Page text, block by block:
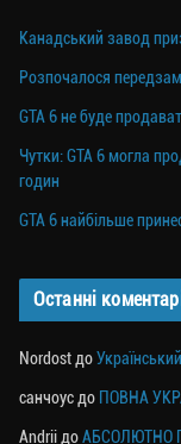
Канадський завод
Розпочалося
GTA 6 не буде
Чутки: GTA 6 могла
годин
GTA 6 найбільше
Останні
Nordost до
санчоус до ПОВНА
Andrii доАБСОЛЮТНО